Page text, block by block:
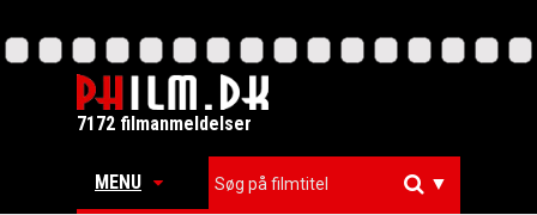
7172 filmanmeldelser
MENU ▼